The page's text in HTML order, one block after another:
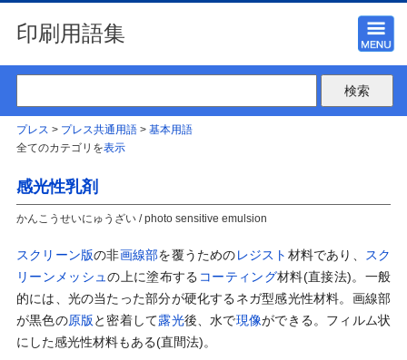
印刷用語集
プレス > プレス共通用語> 基本用語
全てのカテゴリを表示
感光性乳剤
かんこうせいにゅうざい / photo sensitive emulsion
スクリーン版の非画線部を覆うためのレジスト 材料であり、
スク
リーンメッシュの上に塗布する コーティング材料(直接法)。一般
的には、光の当たった部分が硬化するネガ型感光性材料。画線部
が黒色の原版と密着して露光後、水で現像ができる。フィルム状
にした感光性材料もある(直間法)。